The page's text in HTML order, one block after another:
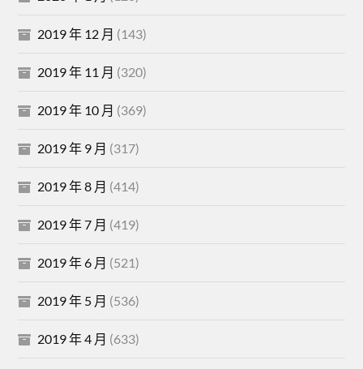
2019 年 12 月 (143)
2019 年 11 月 (320)
2019 年 10 月 (369)
2019 年 9 月 (317)
2019 年 8 月 (414)
2019 年 7 月 (419)
2019 年 6 月 (521)
2019 年 5 月 (536)
2019 年 4 月 (633)